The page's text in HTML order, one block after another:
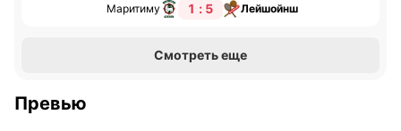
Маритиму 1 : 5 Лейшойнш
Смотреть еще
Превью